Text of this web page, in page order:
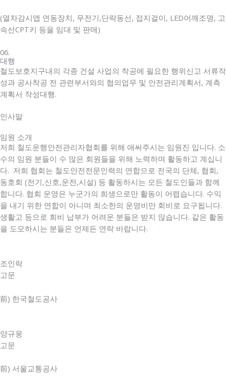
(열차감시앱 연동장치, 무전기,단락동선, 접지걸이, LED어깨조명, 고
속선CPT키 등을 임대 및 판매)
06.
대행
철도보호지구내의 각종 건설 사업의 착공에 필요한 행위신고 서류작
성과 공사착공 전 관련부서와의 협의업무 및 안전관리계획서, 계측
계획서 작성대행.
인사말
임원 소개
저희 철도운행안전관리자협회를 위해 애써주시는 임원진 입니다. 소
수의 임원 분들이 수 많은 회원들을 위해 노력하며 활동하고 계십니
다. 저희 협회는 철도안전전문인력의 연합으로 전국의 단체, 협회,
동호회 (전기,신호,운전,시설) 등 활동하시는 모든 철도인들과 함께
합니다. 협회 운영은 누군가의 희생으로만 활동이 어렵습니다. 수익
을 내기 위한 연합이 아니며 최소한의 운영비만 회비로 요구됩니다.
생활고 등으로 회비 납부가 어려운 분들은 받지 않습니다. 같은 활동
을 도모하시는 분들은 언제든 연락 바랍니다.
조인락
고문
前) 한국철도공사
양규웅
고문
前) 서울교통공사